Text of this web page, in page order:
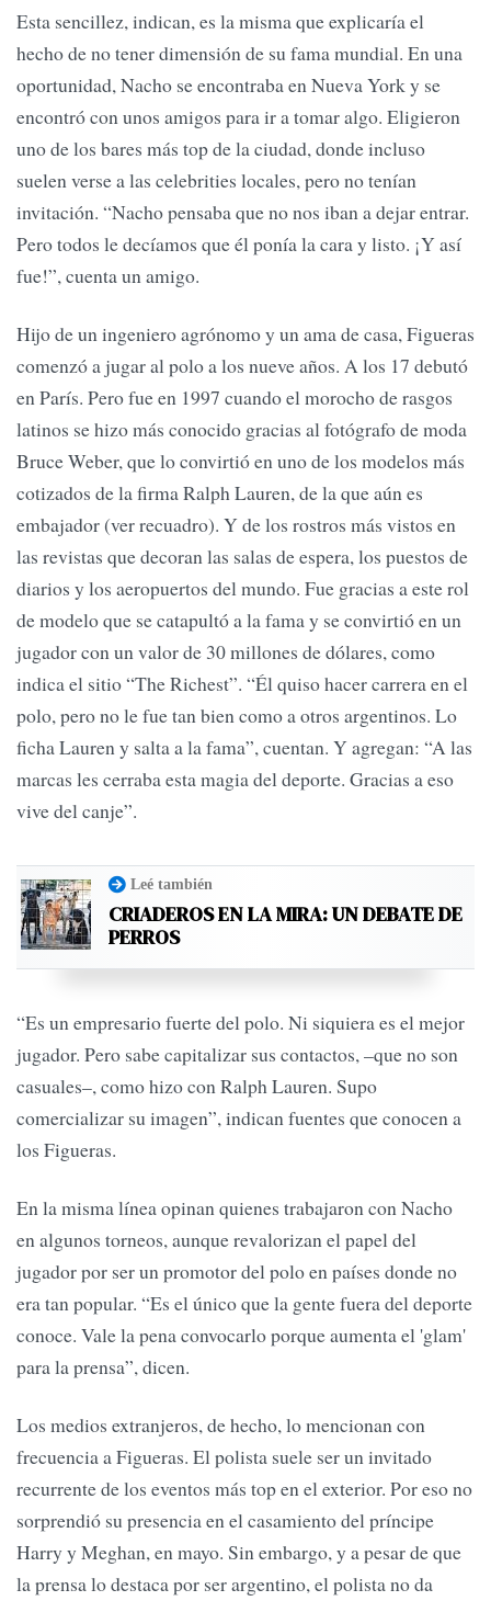
Esta sencillez, indican, es la misma que explicaría el
hecho de no tener dimensión de su fama mundial. En una
oportunidad, Nacho se encontraba en Nueva York y se
encontró con unos amigos para ir a tomar algo. Eligieron
uno de los bares más top de la ciudad, donde incluso
suelen verse a las celebrities locales, pero no tenían
invitación. “Nacho pensaba que no nos iban a dejar entrar.
Pero todos le decíamos que él ponía la cara y listo. ¡Y así
fue!”, cuenta un amigo.
Hijo de un ingeniero agrónomo y un ama de casa, Figueras
comenzó a jugar al polo a los nueve años. A los 17 debutó
en París. Pero fue en 1997 cuando el morocho de rasgos
latinos se hizo más conocido gracias al fotógrafo de moda
Bruce Weber, que lo convirtió en uno de los modelos más
cotizados de la firma Ralph Lauren, de la que aún es
embajador (ver recuadro). Y de los rostros más vistos en
las revistas que decoran las salas de espera, los puestos de
diarios y los aeropuertos del mundo. Fue gracias a este rol
de modelo que se catapultó a la fama y se convirtió en un
jugador con un valor de 30 millones de dólares, como
indica el sitio “The Richest”. “Él quiso hacer carrera en el
polo, pero no le fue tan bien como a otros argentinos. Lo
ficha Lauren y salta a la fama”, cuentan. Y agregan: “A las
marcas les cerraba esta magia del deporte. Gracias a eso
vive del canje”.
Leé también
CRIADEROS EN LA MIRA: UN DEBATE DE
PERROS
“Es un empresario fuerte del polo. Ni siquiera es el mejor
jugador. Pero sabe capitalizar sus contactos, –que no son
casuales–, como hizo con Ralph Lauren. Supo
comercializar su imagen”, indican fuentes que conocen a
los Figueras.
En la misma línea opinan quienes trabajaron con Nacho
en algunos torneos, aunque revalorizan el papel del
jugador por ser un promotor del polo en países donde no
era tan popular. “Es el único que la gente fuera del deporte
conoce. Vale la pena convocarlo porque aumenta el 'glam'
para la prensa”, dicen.
Los medios extranjeros, de hecho, lo mencionan con
frecuencia a Figueras. El polista suele ser un invitado
recurrente de los eventos más top en el exterior. Por eso no
sorprendió su presencia en el casamiento del príncipe
Harry y Meghan, en mayo. Sin embargo, y a pesar de que
la prensa lo destaca por ser argentino, el polista no da